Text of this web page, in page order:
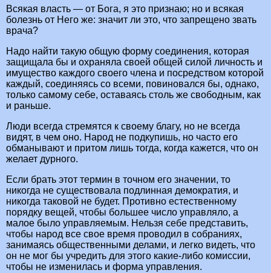
Всякая власть — от Бога, я это признаю; но и всякая
болезнь от Него же: значит ли это, что запрещено звать
врача?
Надо найти такую общую форму соединения, которая
защищала бы и охраняла своей общей силой личность и
имущество каждого своего члена и посредством которой
каждый, соединяясь со всеми, повиновался бы, однако,
только самому себе, оставаясь столь же свободным, как
и раньше.
Люди всегда стремятся к своему благу, но не всегда
видят, в чем оно. Народ не подкупишь, но часто его
обманывают и притом лишь тогда, когда кажется, что он
желает дурного.
Если брать этот термин в точном его значении, то
никогда не существовала подлинная демократия, и
никогда таковой не будет. Противно естественному
порядку вещей, чтобы большее число управляло, а
малое было управляемым. Нельзя себе представить,
чтобы народ все свое время проводил в собраниях,
занимаясь общественными делами, и легко видеть, что
он не мог бы учредить для этого какие-либо комиссии,
чтобы не изменилась и форма управления.